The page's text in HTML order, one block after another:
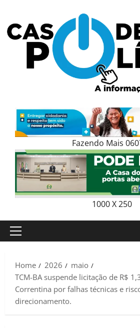
content
Fazendo Mais
1000 X 250
Primary
Home
2026
maio
TCM-BA suspende licitação de R$
Correntina por falhas técnicas e
direcionamento.